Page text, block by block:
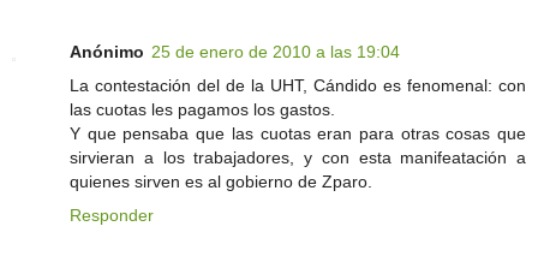
Anónimo 25 de enero de 2010 a las 19:04
La contestación del de la UHT, Cándido es fenomenal: con
las cuotas les pagamos los gastos.
Y que pensaba que las cuotas eran para otras cosas que
sirvieran a los trabajadores, y con esta manifeatación a
quienes sirven es al gobierno de Zparo.
Responder